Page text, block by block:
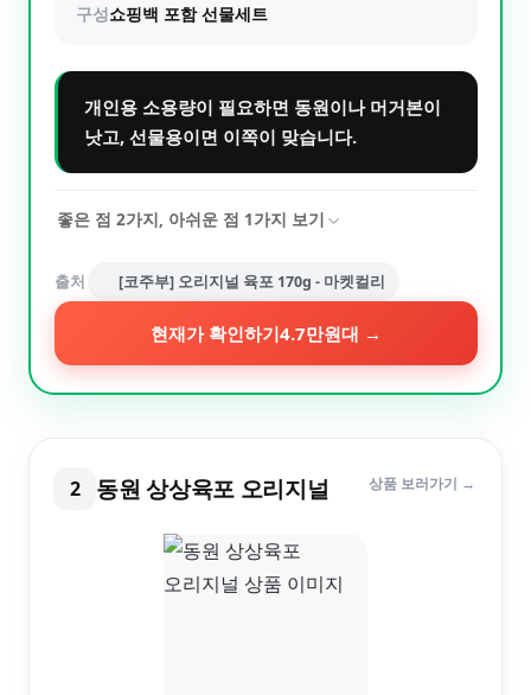
구성쇼핑백 포함 선물세트
개인용 소용량이 필요하면 동원이나 머거본이
낫고, 선물용이면 이쪽이 맞습니다.
좋은 점 2가지, 아쉬운 점 1가지 보기
출처 [코주부] 오리지널 육포 170g - 마켓컬리
현재가 확인하기4.7만원대 →
2 동원 상상육포 오리지널 상품 보러가기 →